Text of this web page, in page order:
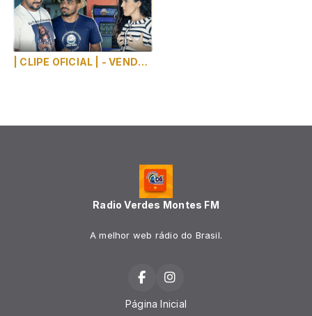
| CLIPE OFICIAL | - VENDEDORA DE AMOR - EVONEY FERNANDES ( SEU OSMAR )
Radio Verdes Montes FM
A melhor web rádio do Brasil.
Página Inicial